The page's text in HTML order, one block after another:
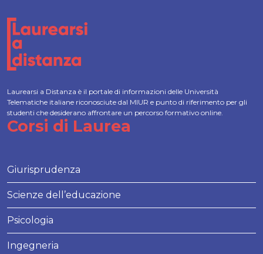
Laurearsi a Distanza è il portale di informazioni delle Università
Telematiche italiane riconosciute dal MIUR e punto di riferimento per gli
studenti che desiderano affrontare un percorso formativo online.
Corsi di Laurea
Giurisprudenza
Scienze dell’educazione
Psicologia
Ingegneria